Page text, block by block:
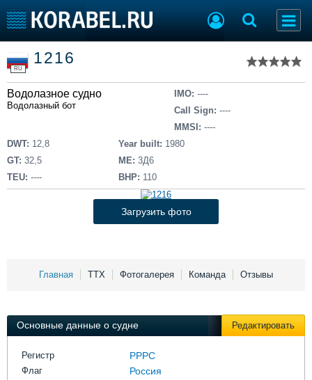
Тип судна
Добавить судно
Добавить проект
Последние 100
Пульс
Новости
Компании
Репутация
Торговая площадка
Доска объявлений
Продажа флота
Оборудование
Изделия
Материалы
Услуги
Выставки и семинары
Личности
Словарь
Галерея флота
Форум
RU
1216
Водолазное судно
Водолазный бот
IMO: ----
Call Sign: ----
MMSI: ----
DWT: 12,8
GT: 32,5
TEU: ----
Year built: 1980
ME: 3Д6
BHP: 110
Загрузить фото
Главная ТТХ Фотогалерея Команда Отзывы
Основные данные о судне Редактировать
Регистр РРРС
Флаг Россия